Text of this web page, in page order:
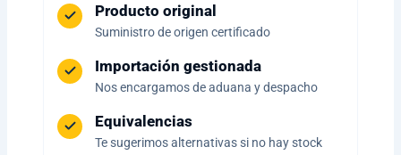
Producto original
Suministro de origen certificado
Importación gestionada
Nos encargamos de aduana y despacho
Equivalencias
Te sugerimos alternativas si no hay stock